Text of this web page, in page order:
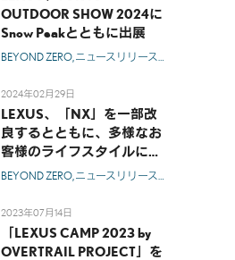
OUTDOOR SHOW 2024に
Snow Peakとともに出展
BEYOND ZERO ニュースリリース
2024年02月29日
LEXUS、「NX」を一部改
良するとともに、多様なお
客様のライフスタイルに寄
り添うラインアップを拡充
BEYOND ZERO ニュースリリース
2023年07月14日
「LEXUS CAMP 2023 by
OVERTRAIL PROJECT」を